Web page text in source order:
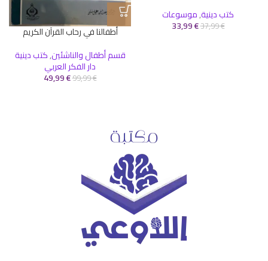
كتب دينية,موسوعات
37,99€
33,99€
أطفالنا في رحاب القرآن الكريم
قسم أطفال والناشئين,كتب دينية
دار الفكر العربي
99,99€
49,99€